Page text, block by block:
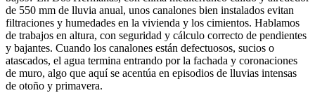
de 550 mm de lluvia anual, unos canalones bien instalados evitan
filtraciones y humedades en la vivienda y los cimientos. Hablamos
de trabajos en altura, con seguridad y cálculo correcto de pendientes
y bajantes. Cuando los canalones están defectuosos, sucios o
atascados, el agua termina entrando por la fachada y coronaciones
de muro, algo que aquí se acentúa en episodios de lluvias intensas
de otoño y primavera.